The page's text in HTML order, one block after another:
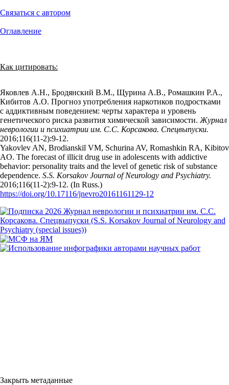
Связаться с автором
Оглавление
Как цитировать:
Яковлев А.Н., Бродянский В.М., Щурина А.В., Ромашкин Р.А.,
Кибитов А.О. Прогноз употребления наркотиков подростками
с аддиктивным поведением: черты характера и уровень
генетического риска развития химической зависимости. Журнал
неврологии и психиатрии им. С.С. Корсакова. Спецвыпуски.
2016;116(11‑2):9‑12.
Yakovlev AN, Brodianskiĭ VM, Schurina AV, Romashkin RA, Kibitov
AO. The forecast of illicit drug use in adolescents with addictive
behavior: personality traits and the level of genetic risk of substance
dependence. S.S. Korsakov Journal of Neurology and Psychiatry.
2016;116(11‑2):9‑12. (In Russ.)
https://doi.org/10.17116/jnevro20161161129-12
Закрыть метаданные